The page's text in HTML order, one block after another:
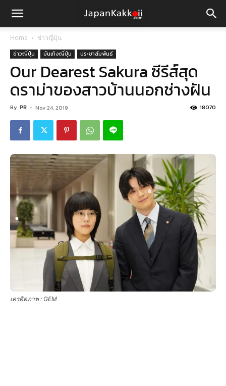
Home ข่าวญี่ปุ่น
ข่าวญี่ปุ่น บันเทิงญี่ปุ่น ประชาสัมพันธ์
Our Dearest Sakura ซีรีส์สุด
ดราม่าของสาวบ้านนอกช่างฝัน
By PR - Nov 24, 2019 18070
เครดิตภาพ : GEM